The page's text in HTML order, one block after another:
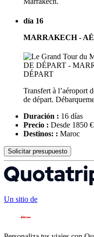
día 16
MARRAKECH -
Transfert à l’aéroport
de départ.
Duración : 16 días
Precio : Desde 1850
Destinos: : Maroc
Solicitar presupuesto
Un sitio de